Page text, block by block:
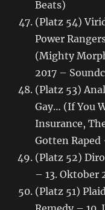
Beats)
(Platz 54)
Power
(Mighty
2017 –
(Platz 53)
Gay… (If You
Insurance,
Gotten Raped
(Platz 52)
– 13. Oktober
(Platz 51)